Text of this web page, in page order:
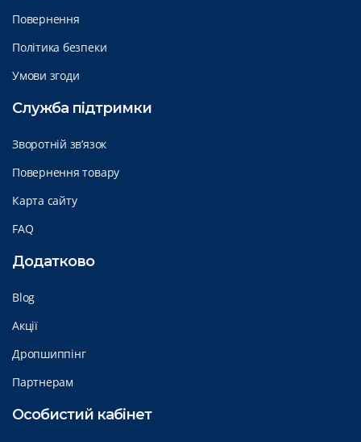
Повернення
Політика безпеки
Умови згоди
Служба підтримки
Зворотній зв’язок
Повернення товару
Карта сайту
FAQ
Додатково
Blog
Акції
Дропшиппінг
Партнерам
Особистий кабінет